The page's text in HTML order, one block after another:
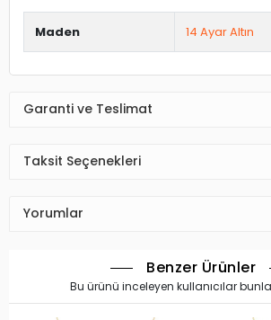
Maden 14 Ayar Altın
Garanti ve Teslimat
Taksit Seçenekleri
Yorumlar
Benzer Ürünler
Bu ürünü inceleyen kullanıcılar